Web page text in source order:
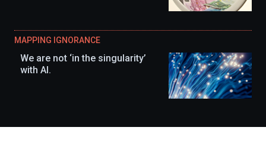
MAPPING IGNORANCE
We are not ‘in the singularity’
with AI.